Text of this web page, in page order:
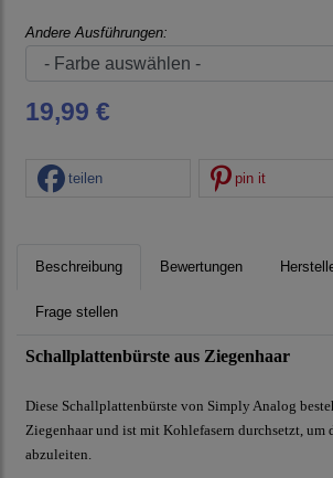
Andere Ausführungen:
19,99 €
teilen pin it
Beschreibung Bewertungen
Frage stellen
Schallplattenbürste aus Ziegenhaar
Diese Schallplattenbürste von Simply Analog
Ziegenhaar und ist mit Kohlefasern durchsetzt, um
abzuleiten.